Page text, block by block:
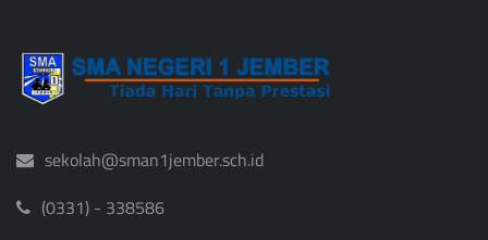
sekolah@sman1jember.sch.id
(0331) - 338586